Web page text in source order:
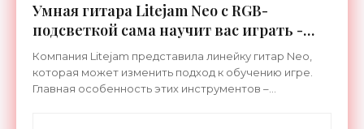
Умная гитара Litejam Neo с RGB-
подсветкой сама научит вас играть -
«Гаджеты»
Компания Litejam представила линейку гитар Neo,
которая может изменить подход к обучению игре.
Главная особенность этих инструментов –